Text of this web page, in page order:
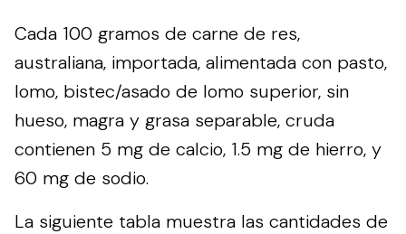
Cada 100 gramos de carne de res,
australiana, importada, alimentada con pasto,
lomo, bistec/asado de lomo superior, sin
hueso, magra y grasa separable, cruda
contienen 5 mg de calcio, 1.5 mg de hierro, y
60 mg de sodio.
La siguiente tabla muestra las cantidades de